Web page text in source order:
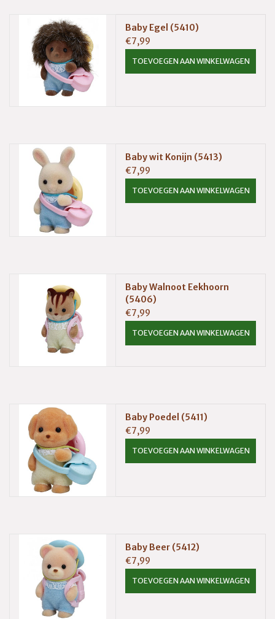
Baby Egel (5410)
€7,99
TOEVOEGEN AAN WINKELWAGEN
Baby wit Konijn (5413)
€7,99
TOEVOEGEN AAN WINKELWAGEN
Baby Walnoot Eekhoorn
(5406)
€7,99
TOEVOEGEN AAN WINKELWAGEN
Baby Poedel (5411)
€7,99
TOEVOEGEN AAN WINKELWAGEN
Baby Beer (5412)
€7,99
TOEVOEGEN AAN WINKELWAGEN